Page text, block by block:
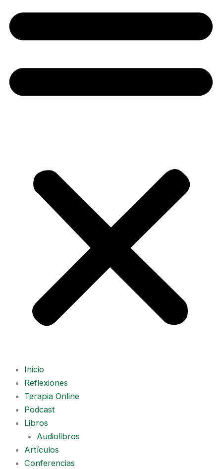
Inicio
Reflexiones
Terapia Online
Podcast
Libros
Audiolibros
Artículos
Conferencias